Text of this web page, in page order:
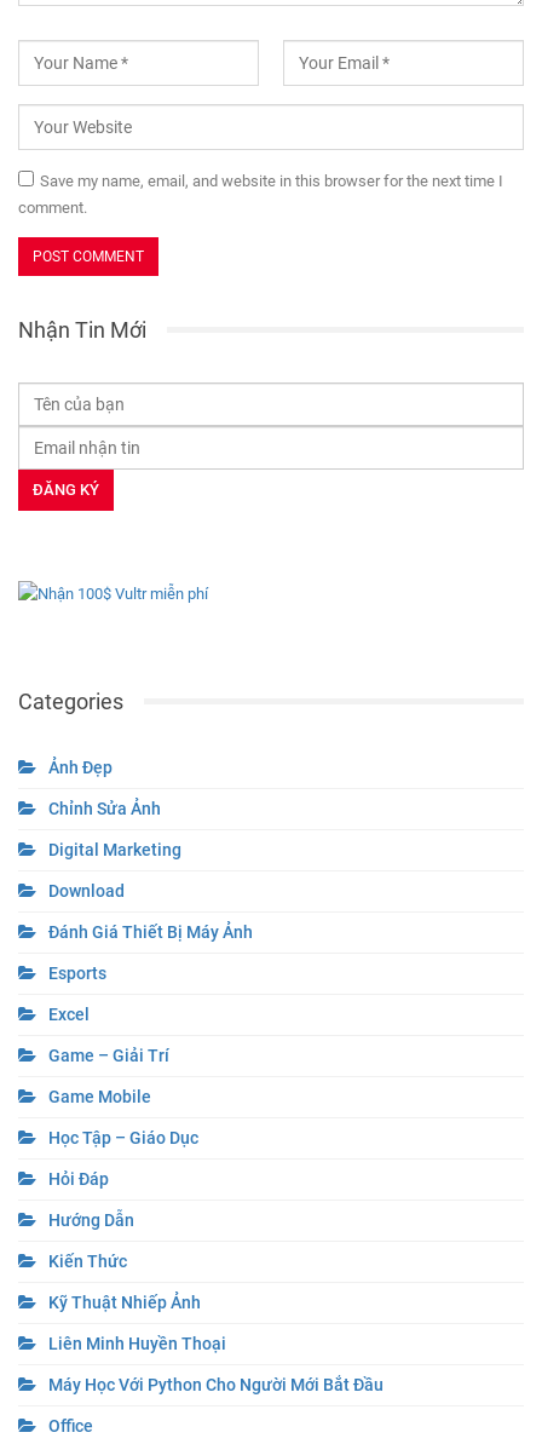
Save my name, email, and website in this browser for the next time I
comment.
Nhận Tin Mới
Categories
Ảnh Đẹp
Chỉnh Sửa Ảnh
Digital Marketing
Download
Đánh Giá Thiết Bị Máy Ảnh
Esports
Excel
Game – Giải Trí
Game Mobile
Học Tập – Giáo Dục
Hỏi Đáp
Hướng Dẫn
Kiến Thức
Kỹ Thuật Nhiếp Ảnh
Liên Minh Huyền Thoại
Máy Học Với Python Cho Người Mới Bắt Đầu
Office